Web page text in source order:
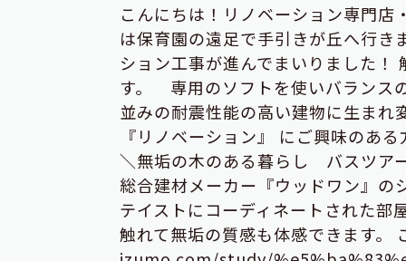
こんにちは！リノベーション専門店
は保育園の遠足で手引きが丘へ行き
ション工事が進んでまいりました！
す。
専用のソフトを使いバランス
並みの耐震性能の高い建物に生まれ
『リノベーション』 にご興味のあ
＼無垢の木のある暮らし バスツア
総合建材メーカー『ウッドワン』の
テイストにコーディネートされた部
触れて無垢の質感も体感できま